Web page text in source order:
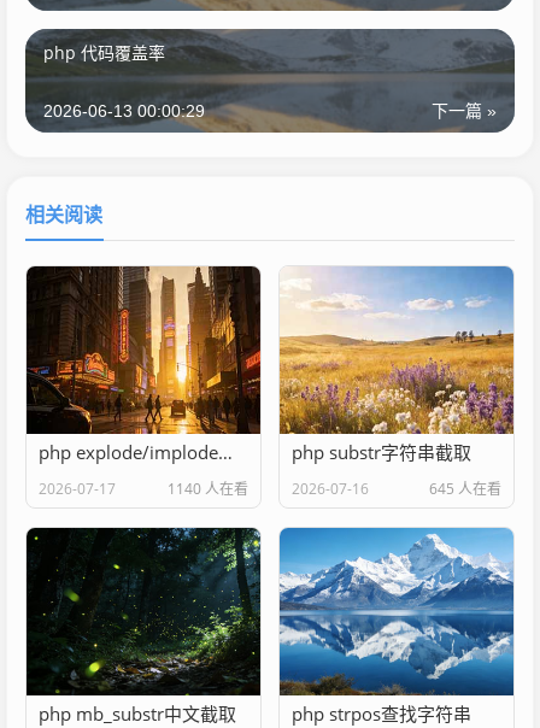
php 代码覆盖率
下一篇 »
2026-06-13 00:00:29
相关阅读
php explode/implode转换
2026-07-17 1140 人在看
php substr字符串截取
2026-07-16 645 人在看
php mb_substr中文截取 php strpos查找字符串